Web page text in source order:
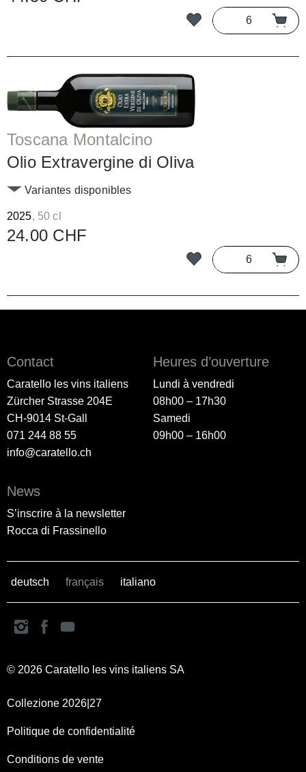
Toscana Montalcino
Olio Extravergine di Oliva
2025, 50 cl
Variantes disponibles
24.00 CHF
Contact
Caratello les vins italiens
Zürcher Strasse 204E
CH-9014 St-Gall
071 244 88 55
info@caratello.ch
Heures d’ouverture
Lundi à vendredi
08h00 – 17h30
Samedi
09h00 – 16h00
News
S’inscrire à la newsletter
Rocca di Frassinello
deutsch français italiano
© 2026 Caratello les vins italiens SA
Collezione 2026|27
Politique de confidentialité
Conditions de vente